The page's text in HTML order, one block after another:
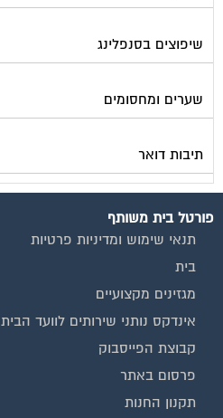
שיפוצים בסנפלינג
שערים ומחסומים
תיבות דואר
פורטל בית משותף
תנאי שימוש ומדיניות פרטיות
בית
מגזינים מקצועיים
אינדקס נותני שירותים לוועד הבית
קבוצת הפייסבוק
פרסום באתר
תקנון החנות